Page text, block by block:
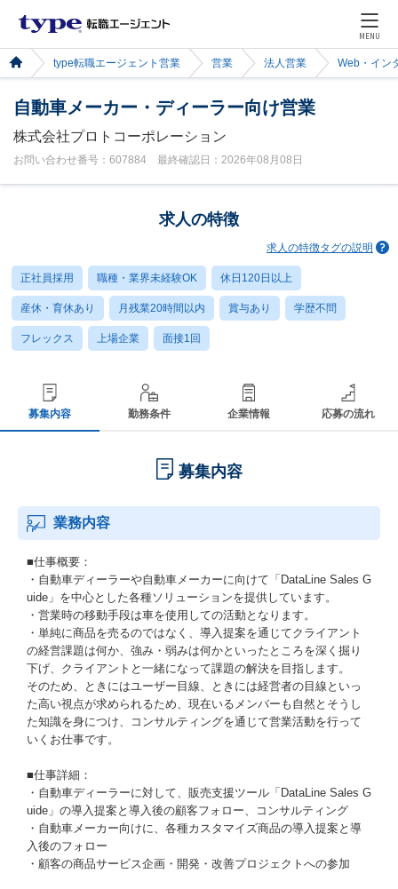
MENU
type転職エージェント営業 営業 法人営業 Web・イン
自動車メーカー・ディーラー向け営業
株式会社プロトコーポレーション
お問い合わせ番号：607884 最終確認日：2026年08月08日
求人の特徴
求人の特徴タグの説明
正社員採用 職種・業界未経験OK 休日120日以上
産休・育休あり 月残業20時間以内 賞与あり 学歴不問
フレックス 上場企業 面接1回
募集内容 勤務条件 企業情報 応募の流れ
募集内容
業務内容
■仕事概要：
・自動車ディーラーや自動車メーカーに向けて「DataLine Sales G
uide」を中心とした各種ソリューションを提供しています。
・営業時の移動手段は車を使用しての活動となります。
・単純に商品を売るのではなく、導入提案を通じてクライアント
の経営課題は何か、強み・弱みは何かといったところを深く掘り
下げ、クライアントと一緒になって課題の解決を目指します。
そのため、ときにはユーザー目線、ときには経営者の目線といっ
た高い視点が求められるため、現在いるメンバーも自然とそうし
た知識を身につけ、コンサルティングを通じて営業活動を行って
いくお仕事です。
■仕事詳細：
・自動車ディーラーに対して、販売支援ツール「DataLine Sales G
uide」の導入提案と導入後の顧客フォロー、コンサルティング
・自動車メーカー向けに、各種カスタマイズ商品の導入提案と導
入後のフォロー
・顧客の商品サービス企画・開発・改善プロジェクトへの参加